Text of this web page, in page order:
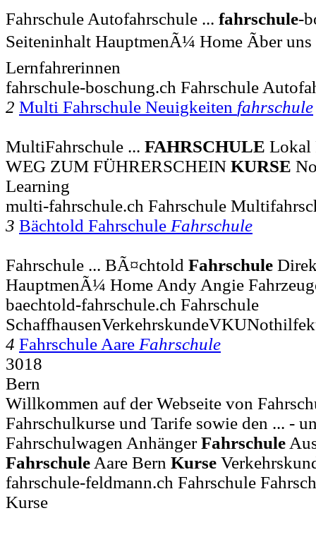
Fahrschule Autofahrschule ... fahrschule-
Seiteninhalt HauptmenÃ¼ Home Ãber
Lernfahrerinnen
fahrschule-boschung.ch Fahrschule
2 Multi Fahrschule Neuigkeiten fahrschule
MultiFahrschule ... FAHRSCHULE Lokal
WEG ZUM FÜHRERSCHEIN KURSE
Learning
multi-fahrschule.ch Fahrschule
3 Bächtold Fahrschule Fahrschule
Fahrschule ... BÃ¤chtold Fahrschule
HauptmenÃ¼ Home Andy Angie
baechtold-fahrschule.ch Fahrschule
4 Fahrschule Aare Fahrschule
3018
Bern
Willkommen auf der Webseite von
Fahrschulkurse und Tarife sowie den ... -
Fahrschulwagen AnhängerFahrschule
Fahrschule Aare Bern Kurse
fahrschule-feldmann.ch Fahrschule
Kurse